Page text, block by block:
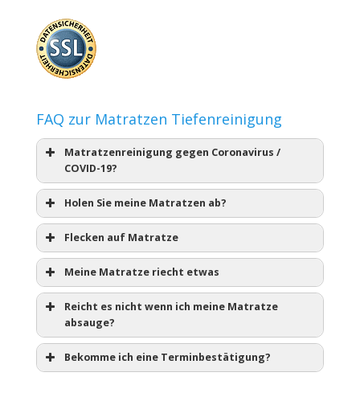
FAQ zur Matratzen Tiefenreinigung
Matratzenreinigung gegen Coronavirus /
COVID-19?
Holen Sie meine Matratzen ab?
Flecken auf Matratze
Meine Matratze riecht etwas
Reicht es nicht wenn ich meine Matratze
absauge?
Bekomme ich eine Terminbestätigung?